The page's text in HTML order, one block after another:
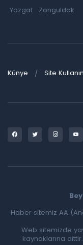
Yozgat
Zonguldak
Künye Site
Haber sitemiz AA
Web sitemizde
kaynaklarına